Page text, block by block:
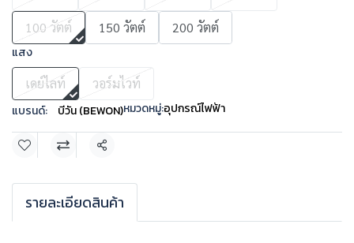
100 วัตต์
150 วัตต์
200 วัตต์
แสง
เดย์ไลท์
วอร์มไวท์
แบรนด์:
บีวัน (BEWON)หมวดหมู่:อุปกรณ์ไฟฟ้า
แชร์
รายละเอียดสินค้า